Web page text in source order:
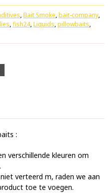
,Bait Smoke,bait-company,
,fish24,Liquids,pillowbaits,
:
verschillende kleuren om
verteerd m, raden we aan
toe te voegen.